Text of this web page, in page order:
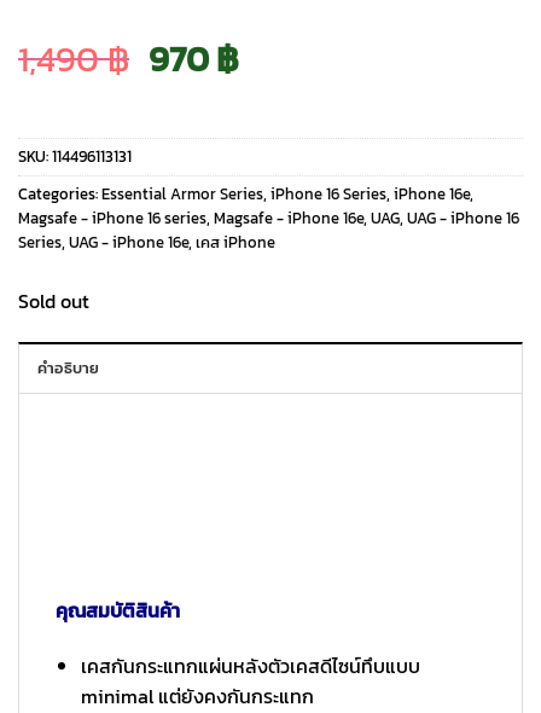
1,490฿ Original
price
was:
1,490 ฿.
970฿Current
price
is:
970 ฿.
SKU:114496113131
Categories:Essential Armor Series, iPhone 16 Series, iPhone 16e,
Magsafe - iPhone 16 series, Magsafe - iPhone 16e, UAG, UAG - iPhone 16
Series, UAG - iPhone 16e, เคส iPhone
Sold out
คำอธิบาย
คุณสมบัติสินค้า
เคสกันกระแทกแผ่นหลังตัวเคสดีไซน์ทึบแบบ
minimal แต่ยังคงกันกระแทก